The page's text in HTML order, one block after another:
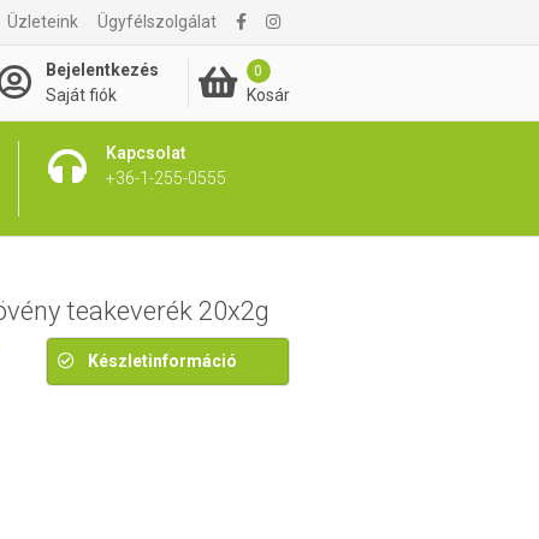
Üzleteink Ügyfélszolgálat
Bejelentkezés
Saját fiók
0
Kosár
Kapcsolat
+36-1-255-0555
1 090 Ft
teakeverék 20x2g
Készletinformáció